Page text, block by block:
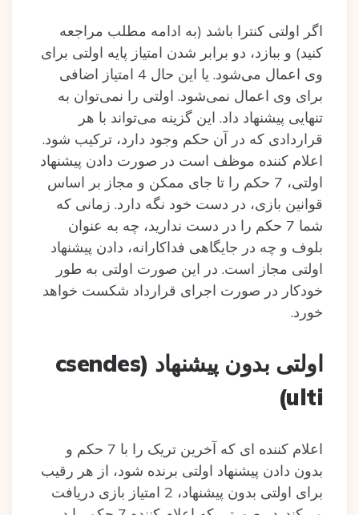
اگر اولتی کنترا باشد (به ادامه مطلب مراجعه
کنید) و ببازد، دو برابر شدن امتیاز پایه اولتی برای
وی اعمال می‌شود. یا این حال 4 امتیاز اضافی
برای وی اعمال نمی‌شود. اولتی را نمی‌توان به
تنهایی پیشنهاد داد. این گزینه می‌تواند با هر
قراردادی که در آن حکم وجود دارد، ترکیب شود.
اعلام کننده موظف است در صورت دادن پیشنهاد
اولتی، 7 حکم را تا جای ممکن و مجاز بر اساس
قوانین بازی، در دست خود نگه دارد. زمانی که
شما 7 حکم را در دست ندارید، چه به عنوان
بلوف و چه در جایگاهی فداکارانه، دادن پیشنهاد
اولتی مجاز است. در این صورت اولتی به طور
خودکار در صورت اجرای قرارداد شکست خواهد
خورد.
اولتی بدون پیشنهاد (csendes
ulti)
اعلام کننده ای که آخرین تریک را با 7 حکم و
بدون دادن پیشنهاد اولتی برنده شود، از هر رقیب
برای اولتی بدون پیشنهاد، 2 امتیاز بازی دریافت